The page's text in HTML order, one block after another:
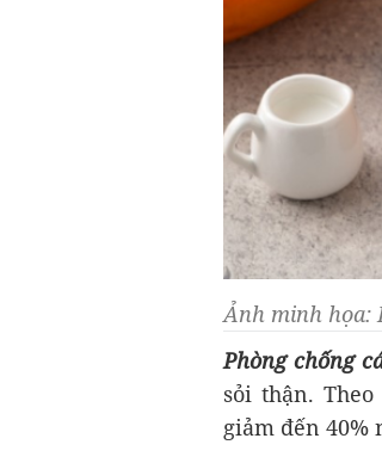
Ảnh minh họa:
Phòng chống
sỏi thận.
giảm đến 40%